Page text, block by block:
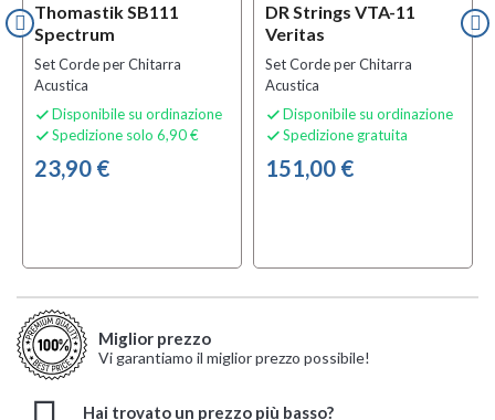
Thomastik SB111
Spectrum
Set Corde per Chitarra
Acustica
 Disponibile su ordinazione
 Spedizione solo 6,90 €
23,90 €
DR Strings VTA-11
Veritas
Set Corde per Chitarra
Acustica
 Disponibile su ordinazione
 Spedizione gratuita
151,00 €
Miglior prezzo
Vi garantiamo il miglior prezzo possibile!
Hai trovato un prezzo più basso?